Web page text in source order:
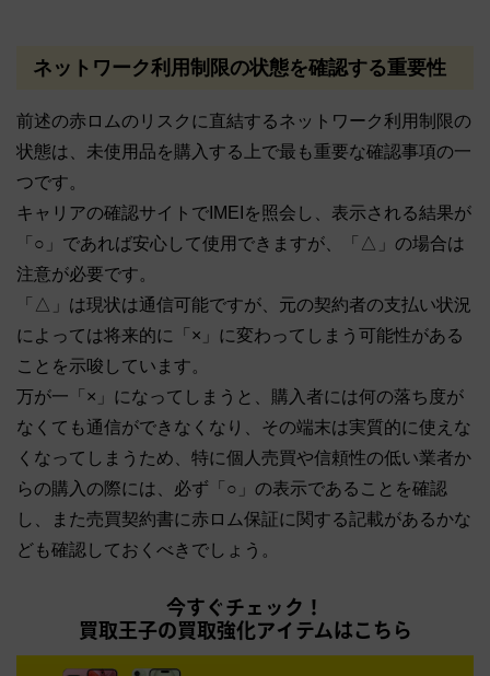
ネットワーク利用制限の状態を確認する重要性
前述の赤ロムのリスクに直結するネットワーク利用制限の
状態は、未使用品を購入する上で最も重要な確認事項の一
つです。
キャリアの確認サイトでIMEIを照会し、表示される結果が
「○」であれば安心して使用できますが、「△」の場合は
注意が必要です。
「△」は現状は通信可能ですが、元の契約者の支払い状況
によっては将来的に「×」に変わってしまう可能性がある
ことを示唆しています。
万が一「×」になってしまうと、購入者には何の落ち度が
なくても通信ができなくなり、その端末は実質的に使えな
くなってしまうため、特に個人売買や信頼性の低い業者か
らの購入の際には、必ず「○」の表示であることを確認
し、また売買契約書に赤ロム保証に関する記載があるかな
ども確認しておくべきでしょう。
今すぐチェック！
買取王子の買取強化アイテムはこちら